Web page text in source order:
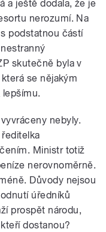
a ještě dodala, že je
nerozumí. Na
podstatnou částí
skutečně byla v
se nějakým
nebyly.
Ministr totiž
nerovnoměrně.
Důvody nejsou
úředníků
prospět národu,
dostanou?